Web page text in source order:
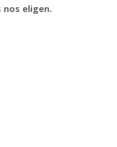
eligen.